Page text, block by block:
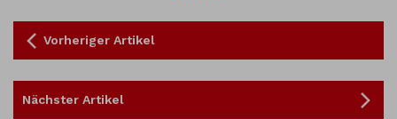
Vorheriger Artikel
Nächster Artikel